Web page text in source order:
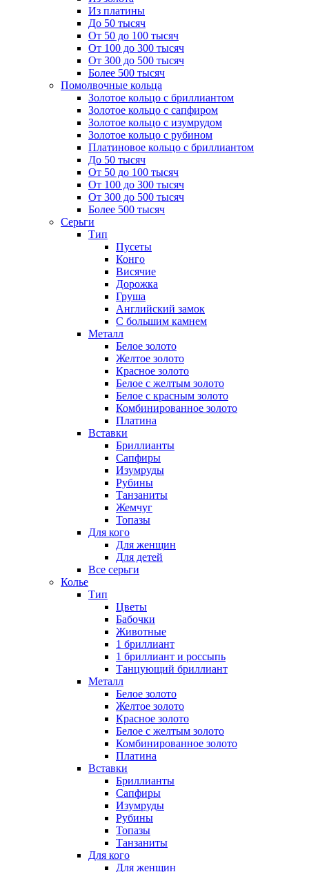
Из платины
До 50 тысяч
От 50 до 100 тысяч
От 100 до 300 тысяч
От 300 до 500 тысяч
Более 500 тысяч
Помолвочные кольца
Золотое кольцо с бриллиантом
Золотое кольцо с сапфиром
Золотое кольцо с изумрудом
Золотое кольцо с рубином
Платиновое кольцо с бриллиантом
До 50 тысяч
От 50 до 100 тысяч
От 100 до 300 тысяч
От 300 до 500 тысяч
Более 500 тысяч
Серьги
Тип
Пусеты
Конго
Висячие
Дорожка
Груша
Английский замок
С большим камнем
Металл
Белое золото
Желтое золото
Красное золото
Белое с желтым золото
Белое с красным золото
Комбинированное золото
Платина
Вставки
Бриллианты
Сапфиры
Изумруды
Рубины
Танзаниты
Жемчуг
Топазы
Для кого
Для женщин
Для детей
Все серьги
Колье
Тип
Цветы
Бабочки
Животные
1 бриллиант
1 бриллиант и россыпь
Танцующий бриллиант
Металл
Белое золото
Желтое золото
Красное золото
Белое с желтым золото
Комбинированное золото
Платина
Вставки
Бриллианты
Сапфиры
Изумруды
Рубины
Топазы
Танзаниты
Для кого
Для женщин